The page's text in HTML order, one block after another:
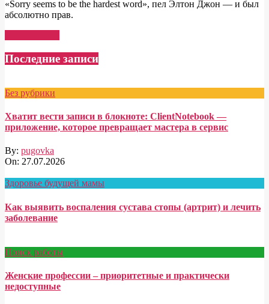
«Sorry seems to be the hardest word», пел Элтон Джон — и был
абсолютно прав.
Последние записи
Без рубрики
Хватит вести записи в блокноте: ClientNotebook —
приложение, которое превращает мастера в сервис
By: pugovka
On: 27.07.2026
Здоровье будущей мамы
Как выявить воспаления сустава стопы (артрит) и лечить
заболевание
Поиск работы
Женские профессии – приоритетные и практически
недоступные